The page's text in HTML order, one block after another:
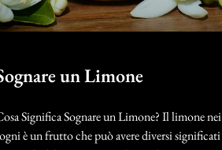
un Limone
Significa Sognare un Limone? Il limone nei
è un frutto che può avere diversi significati